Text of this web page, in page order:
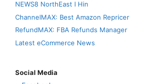
NEWS8 NorthEast I Hin
ChannelMAX: Best Amazon Repricer
RefundMAX: FBA Refunds Manager
Latest eCommerce News
Social Media